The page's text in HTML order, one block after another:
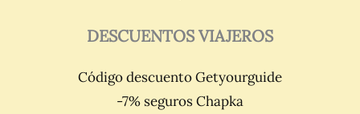
DESCUENTOS VIAJEROS
Código descuento Getyourguide
-7% seguros Chapka